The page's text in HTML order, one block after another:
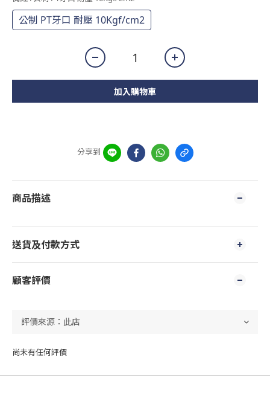
公制 PT牙口 耐壓 10Kgf/cm2
加入購物車
分享到
商品描述
送貨及付款方式
顧客評價
尚未有任何評價